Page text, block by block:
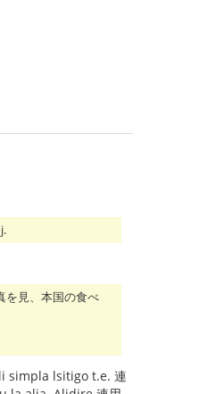
を見、本国の食べ
simpla lsitigo t.e. 連